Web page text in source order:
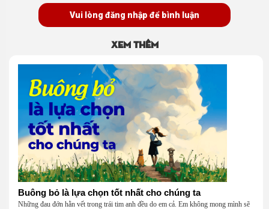
Vui lòng đăng nhập để bình luận
Xem thêm
Buông bỏ là lựa chọn tốt nhất cho chúng ta
Những đau đớn hằn vết trong trái tim anh đều do em cả. Em không mong mình sẽ